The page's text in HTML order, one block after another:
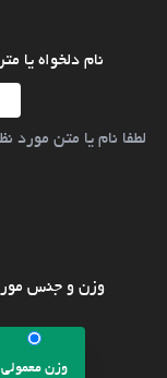
نام دلخواه یا
لطفا نام یا متن مورد
وزن و جنس
وزن معمولی